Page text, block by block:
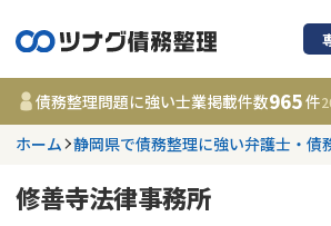
債
債務整理問題に強い士業掲載件数965件
ホーム 静岡県で債務整理に強い弁護士・債
修善寺法律事務所